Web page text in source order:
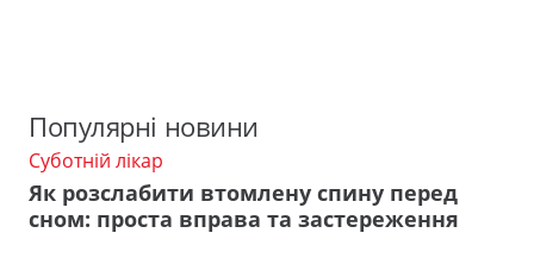
Популярні новини
Суботній лікар
Як розслабити втомлену спину перед
сном: проста вправа та застереження